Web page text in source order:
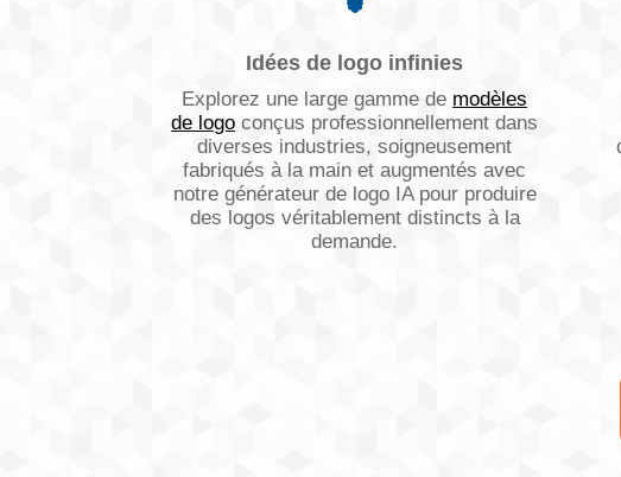
Idées de logo infinies
Explorez une large gamme de modèles
de logo conçus professionnellement dans
diverses industries, soigneusement
fabriqués à la main et augmentés avec
notre générateur de logo IA pour produire
des logos véritablement distincts à la
demande.